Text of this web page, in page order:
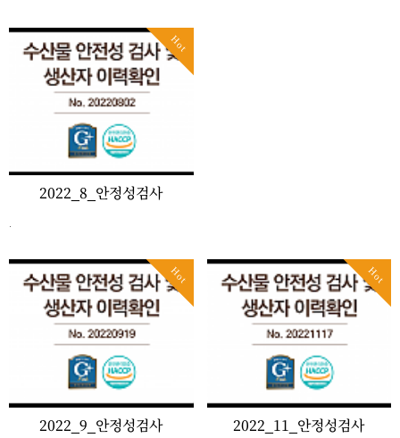
Hot
2022_8_안정성검사
.
Hot
2022_9_안정성검사
Hot
2022_11_안정성검사